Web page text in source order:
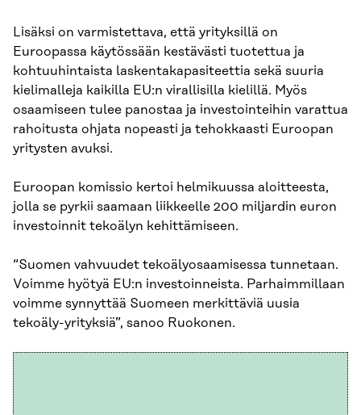
Lisäksi on varmistettava, että yrityksillä on
Euroopassa käytössään kestävästi tuotettua ja
kohtuuhintaista laskentakapasiteettia sekä suuria
kielimalleja kaikilla EU:n virallisilla kielillä. Myös
osaamiseen tulee panostaa ja investointeihin varattua
rahoitusta ohjata nopeasti ja tehokkaasti Euroopan
yritysten avuksi.
Euroopan komissio kertoi helmikuussa aloitteesta,
jolla se pyrkii saamaan liikkeelle 200 miljardin euron
investoinnit tekoälyn kehittämiseen.
“Suomen vahvuudet tekoälyosaamisessa tunnetaan.
Voimme hyötyä EU:n investoinneista. Parhaimmillaan
voimme synnyttää Suomeen merkittäviä uusia
tekoäly-yrityksiä”, sanoo Ruokonen.